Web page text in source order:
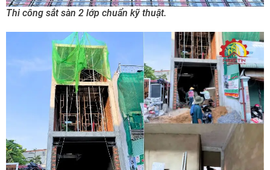
Thi công sắt sàn 2 lớp chuẩn kỹ thuật.